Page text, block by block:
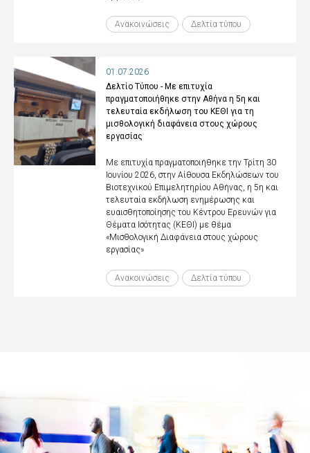
Ανακοινώσεις Δελτία τύπου
01.07.2026
Δελτίο Τύπου - Με επιτυχία
πραγματοποιήθηκε στην Αθήνα η 5η και
τελευταία εκδήλωση του ΚΕΘΙ για τη
μισθολογική διαφάνεια στους χώρους
εργασίας
Με επιτυχία πραγματοποιήθηκε την Τρίτη 30
Ιουνίου 2026, στην Αίθουσα Εκδηλώσεων του
Βιοτεχνικού Επιμελητηρίου Αθήνας, η 5η και
τελευταία εκδήλωση ενημέρωσης και
ευαισθητοποίησης του Κέντρου Ερευνών για
Θέματα Ισότητας (ΚΕΘΙ) με θέμα
«Μισθολογική Διαφάνεια στους χώρους
εργασίας»
Ανακοινώσεις Δελτία τύπου